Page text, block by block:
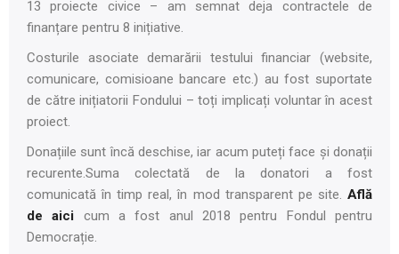
13 proiecte civice – am semnat deja contractele de
finanțare pentru 8 inițiative.
Costurile asociate demarării testului financiar (website,
comunicare, comisioane bancare etc.) au fost suportate
de către inițiatorii Fondului – toți implicați voluntar în acest
proiect.
Donațiile sunt încă deschise, iar acum puteți face și donații
recurente.Suma colectată de la donatori a fost
comunicată în timp real, în mod transparent pe site. Află
de aici cum a fost anul 2018 pentru Fondul pentru
Democrație.